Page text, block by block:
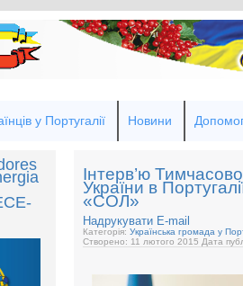
у Португалії Новини
Інтерв’ю
України в
«СОЛ»
Надрукувати E-mail
Категорія: Українська громада у
Створено: 11 лютого 2015 Дата